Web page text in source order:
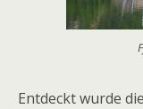
Entdeckt wurde